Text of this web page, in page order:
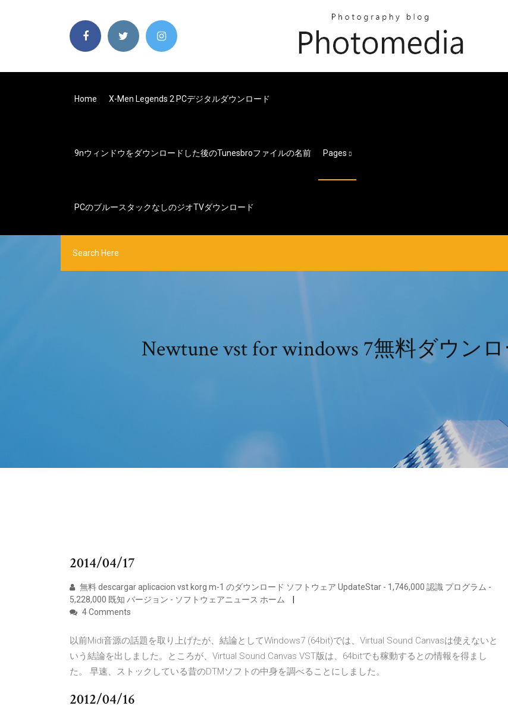
Home X-Men Legends 2 PCデジタルダウンロード
9nウィンドウをダウンロードした後のtunesbroファイルの名前 Pages
PCのブルースタックなしのジオTVダウンロード
Newtune vst for windows 7無料ダウン
2014/04/17
無料 descargar aplicacion vst korg m-1 のダウンロード ソフトウェア UpdateStar - 1,746,000 認識 プログラム -
5,228,000 既知 バージョン - ソフトウェアニュース ホーム
4 Comments
以前Midi音源の話題を取り上げたが、結論としてWindows7 (64bit)では、Virtual Sound Canvasは使えないと
いう結論を出しました。ところが、Virtual Sound Canvas VST版は、64bitでも稼動するとの情報を得まし
た。 早速、ストックしている昔のDTMソフトの中身を調べることにしました。
2012/04/16